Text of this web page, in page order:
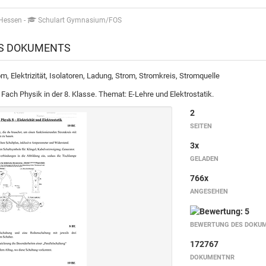
- Schulart Gymnasium/FOS
DOKUMENTS
Elektrizität, Isolatoren, Ladung, Strom, Stromkreis, Stromquelle
Physik in der 8. Klasse. Themat: E-Lehre und Elektrostatik.
2
SEITEN
3x
GELADEN
766x
ANGESEHEN
BEWERTUNG DES
172767
DOKUMENTNR